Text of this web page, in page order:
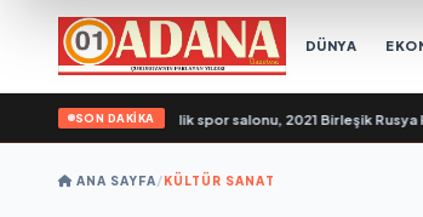
DÜNYA
SON DAKİKA
engellilere yönelik spor salonu, 2021 Birleşik Rusya Halk
ANA SAYFA/KÜLTÜR SANAT